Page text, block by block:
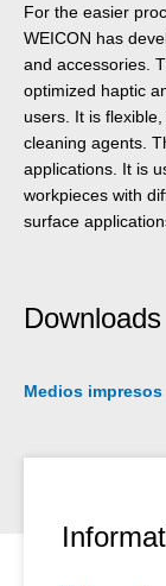
For the easier
WEICON has
and accessories.
optimized haptic
users. It is
cleaning agents.
applications. It is
workpieces with
surface
area of use is the
edge enables the
Downloads
Medios impresos